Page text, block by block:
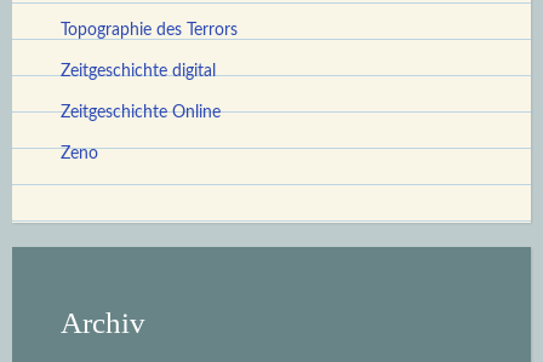
Topographie des Terrors
Zeitgeschichte digital
Zeitgeschichte Online
Zeno
Archiv